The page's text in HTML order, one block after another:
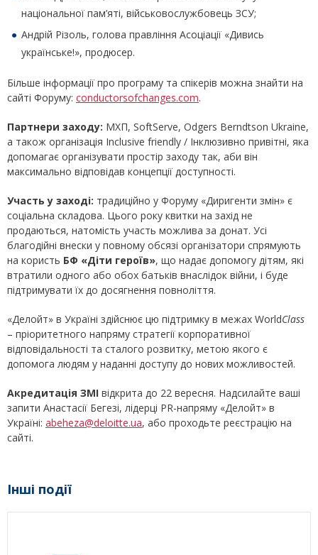
національної пам’яті, військовослужбовець ЗСУ;
Андрій Різоль, голова правління Асоціації «Дивись
українське!», продюсер.
Більше інформації про програму та спікерів можна знайти на
сайті Форуму: conductorsofchanges.com.
Партнери заходу: МХП, SoftServe, Odgers Berndtson Ukraine,
а також організація Inclusive friendly / Інклюзивно привітні, яка
допомагає організувати простір заходу так, аби він
максимально відповідав концепції доступності.
Участь у заході: традиційно у Форуму «Диригенти змін» є
соціальна складова. Цього року квитки на захід не
продаються, натомість участь можлива за донат. Усі
благодійні внески у повному обсязі організатори спрямують
на користь БФ «Діти героїв», що надає допомогу дітям, які
втратили одного або обох батьків внаслідок війни, і буде
підтримувати їх до досягнення повноліття.
«Делойт» в Україні здійснює цю підтримку в межах WorldClass
– пріоритетного напряму стратегії корпоративної
відповідальності та сталого розвитку, метою якого є
допомога людям у наданні доступу до нових можливостей.
Акредитація ЗМІ відкрита до 22 вересня. Надсилайте ваші
запити Анастасії Бегезі, лідерці PR-напряму «Делойт» в
Україні: abeheza@deloitte.ua, або проходьте реєстрацію на
сайті.
Інші події